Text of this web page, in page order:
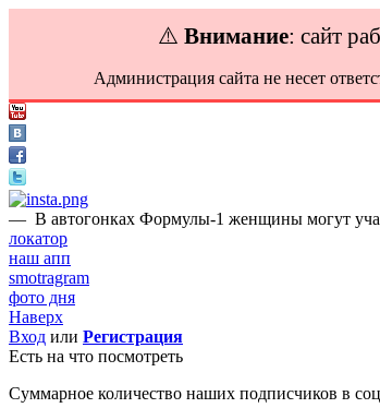
⚠️ Внимание: сайт
Администрация сайта не несет
— В автогонках Формулы-1 женщины могут
локатор
наш апп
smotragram
фото дня
Наверх
Вход или Регистрация
Есть на что посмотреть
Суммарное количество наших подписчиков в